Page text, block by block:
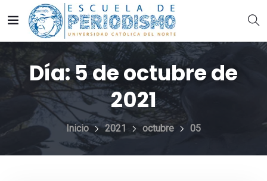
Día:5 de octubre de
2021
Inicio 2021 octubre 05